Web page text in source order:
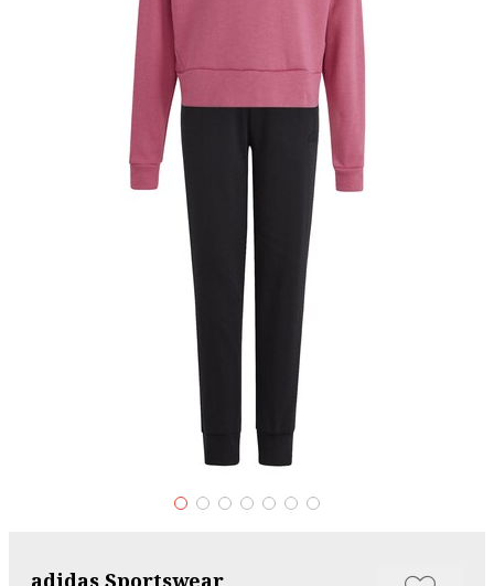
adidas Sportswear